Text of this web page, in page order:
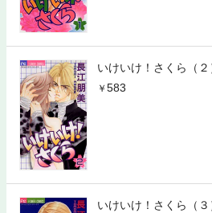
いけいけ！さくら（２
583
いけいけ！さくら（３